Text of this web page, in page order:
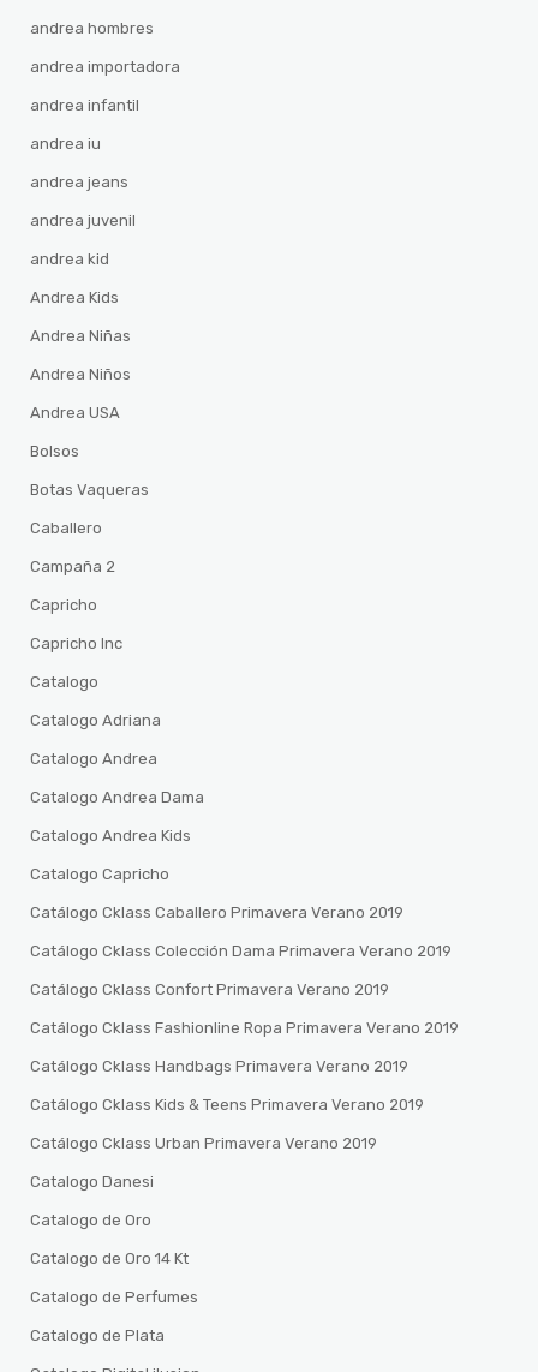
andrea hombres
andrea importadora
andrea infantil
andrea iu
andrea jeans
andrea juvenil
andrea kid
Andrea Kids
Andrea Niñas
Andrea Niños
Andrea USA
Bolsos
Botas Vaqueras
Caballero
Campaña 2
Capricho
Capricho Inc
Catalogo
Catalogo Adriana
Catalogo Andrea
Catalogo Andrea Dama
Catalogo Andrea Kids
Catalogo Capricho
Catálogo Cklass Caballero Primavera Verano 2019
Catálogo Cklass Colección Dama Primavera Verano 2019
Catálogo Cklass Confort Primavera Verano 2019
Catálogo Cklass Fashionline Ropa Primavera Verano 2019
Catálogo Cklass Handbags Primavera Verano 2019
Catálogo Cklass Kids & Teens Primavera Verano 2019
Catálogo Cklass Urban Primavera Verano 2019
Catalogo Danesi
Catalogo de Oro
Catalogo de Oro 14 Kt
Catalogo de Perfumes
Catalogo de Plata